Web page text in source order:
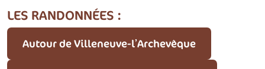
LES RANDONNÉES :
Autour de Villeneuve-l’Archevêque